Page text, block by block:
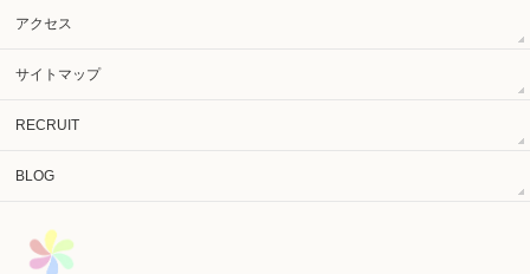
アクセス
サイトマップ
RECRUIT
BLOG